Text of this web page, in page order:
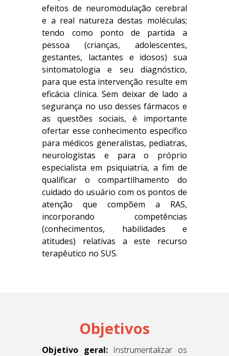
efeitos de neuromodulação cerebral
e a real natureza destas moléculas;
tendo como ponto de partida a
pessoa (crianças, adolescentes,
gestantes, lactantes e idosos) sua
sintomatologia e seu diagnóstico,
para que esta intervenção resulte em
eficácia clínica. Sem deixar de lado a
segurança no uso desses fármacos e
as questões sociais, é importante
ofertar esse conhecimento específico
para médicos generalistas, pediatras,
neurologistas e para o próprio
especialista em psiquiatria, a fim de
qualificar o compartilhamento do
cuidado do usuário com os pontos de
atenção que compõem a RAS,
incorporando competências
(conhecimentos, habilidades e
atitudes) relativas a este recurso
terapêutico no SUS.
Objetivos
Objetivo geral: Instrumentalizar os